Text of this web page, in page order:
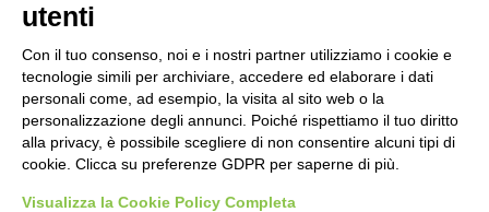
Un nuovo modello di IA stima il volume
dei ghiacciai del pianeta
11 ore fa
Manutenzione strade, nel biennio
2026-27 investiti 56 milioni
1 giorno fa
utenti
Con il tuo consenso, noi e i nostri partner utilizziamo i cookie e
tecnologie simili per archiviare, accedere ed elaborare i dati
personali come, ad esempio, la visita al sito web o la
personalizzazione degli annunci. Poiché rispettiamo il tuo diritto
alla privacy, è possibile scegliere di non consentire alcuni tipi di
cookie. Clicca su preferenze GDPR per saperne di più.
Visualizza la Cookie Policy Completa